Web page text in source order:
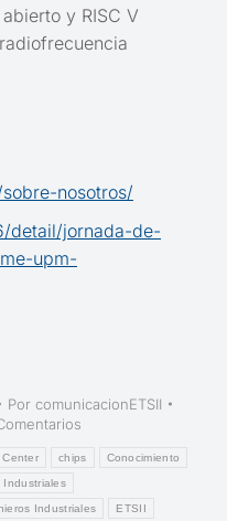
y RISC V
nosotros/
detail/jornada-de-
upm-
Por comunicacionETSII
Center chips Conocimiento
Industriales
Industriales ETSII